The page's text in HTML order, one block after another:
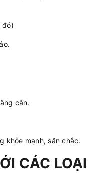
đỏ)
cân.
khỏe mạnh, săn chắc.
CÁC LOẠI